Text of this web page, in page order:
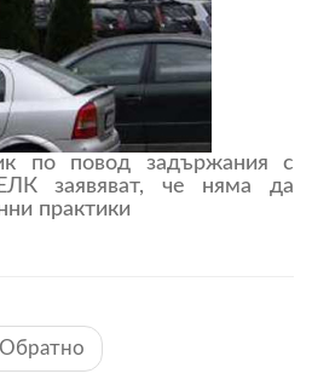
по повод задържания с
заявяват, че няма да
практики
Обратно